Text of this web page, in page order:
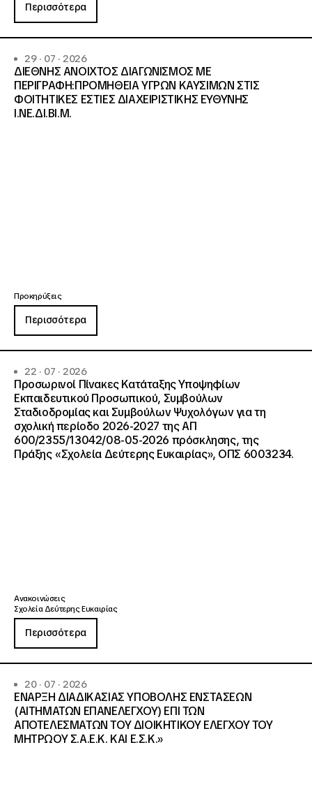
Περισσότερα
29 · 07 · 2026
ΔΙΕΘΝΗΣ ΑΝΟΙΧΤΟΣ ΔΙΑΓΩΝΙΣΜΟΣ ΜΕ
ΠΕΡΙΓΡΑΦΗ:ΠΡΟΜΗΘΕΙΑ ΥΓΡΩΝ ΚΑΥΣΙΜΩΝ ΣΤΙΣ
ΦΟΙΤΗΤΙΚΕΣ ΕΣΤΙΕΣ ΔΙΑΧΕΙΡΙΣΤΙΚΗΣ ΕΥΘΥΝΗΣ
Ι.ΝΕ.ΔΙ.ΒΙ.Μ.
Προκηρύξεις
Περισσότερα
22 · 07 · 2026
Προσωρινοί Πίνακες Κατάταξης Υποψηφίων
Εκπαιδευτικού Προσωπικού, Συμβούλων
Σταδιοδρομίας και Συμβούλων Ψυχολόγων για τη
σχολική περίοδο 2026-2027 της ΑΠ
600/2355/13042/08-05-2026 πρόσκλησης, της
Πράξης «Σχολεία Δεύτερης Ευκαιρίας», ΟΠΣ 6003234.
Ανακοινώσεις
Σχολεία Δεύτερης Ευκαιρίας
Περισσότερα
20 · 07 · 2026
ΕΝΑΡΞΗ ΔΙΑΔΙΚΑΣΙΑΣ ΥΠΟΒΟΛΗΣ ΕΝΣΤΑΣΕΩΝ
(ΑΙΤΗΜΑΤΩΝ ΕΠΑΝΕΛΕΓΧΟΥ) ΕΠΙ ΤΩΝ
ΑΠΟΤΕΛΕΣΜΑΤΩΝ ΤΟΥ ΔΙΟΙΚΗΤΙΚΟΥ ΕΛΕΓΧΟΥ ΤΟΥ
ΜΗΤΡΩΟΥ Σ.Α.Ε.Κ. ΚΑΙ Ε.Σ.Κ.»